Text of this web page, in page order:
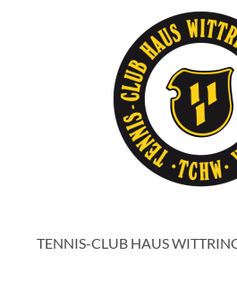
TENNIS-CLUB HAUS